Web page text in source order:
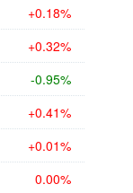
+0.18%
+0.32%
-0.95%
+0.41%
+0.01%
0.00%